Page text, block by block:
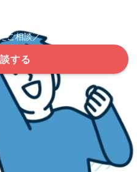
ご相談／
する